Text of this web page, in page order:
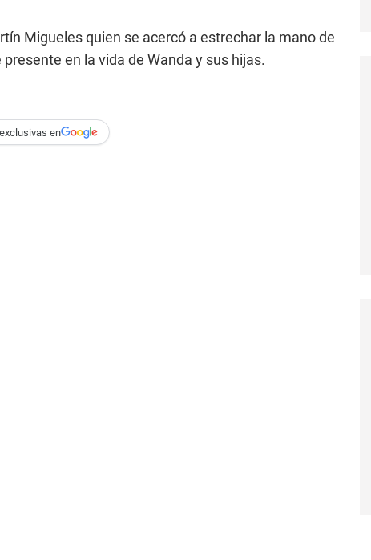
Migueles quien se acercó a estrechar la mano de
en la vida de Wanda y sus hijas.
en